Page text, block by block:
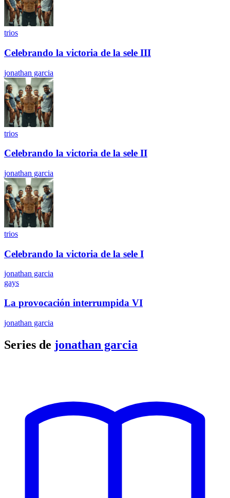
trios
Celebrando la victoria de la sele III
jonathan garcia
trios
Celebrando la victoria de la sele II
jonathan garcia
trios
Celebrando la victoria de la sele I
jonathan garcia
gays
La provocación interrumpida VI
jonathan garcia
Series de jonathan garcia